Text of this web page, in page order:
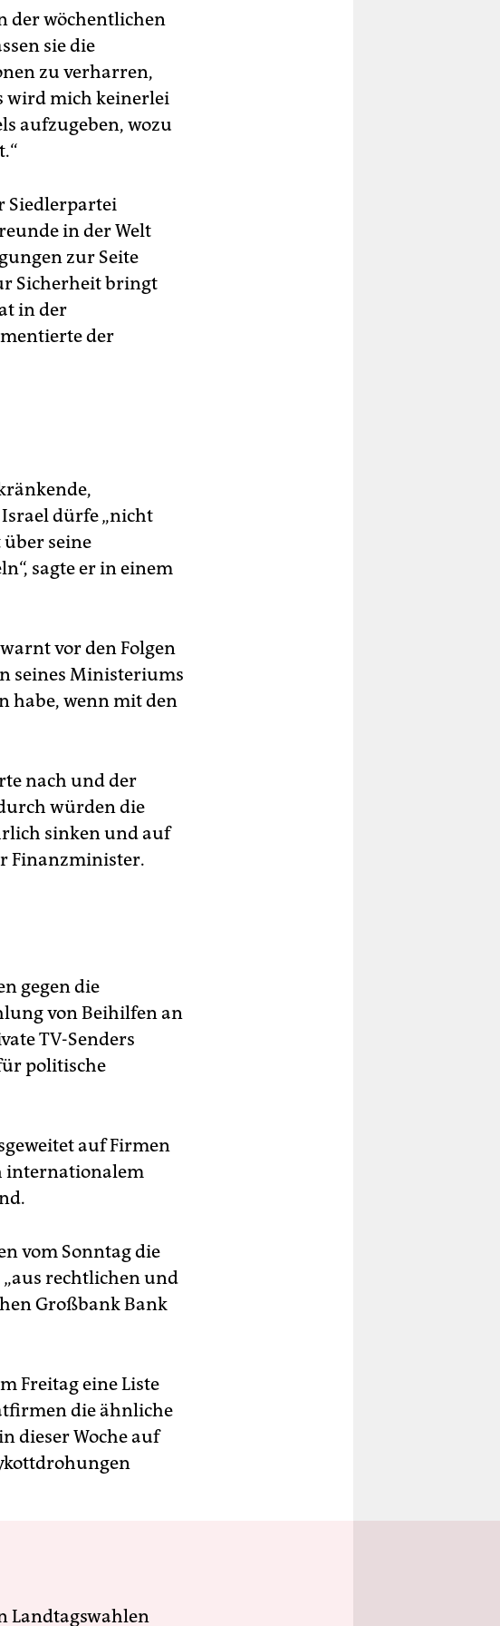
der wöchentlichen
sie die
zu verharren,
wird mich keinerlei
aufzugeben, wozu
Siedlerpartei
in der Welt
zur Seite
Sicherheit bringt
in der
der
dürfe „nicht
seine
sagte er in einem
vor den Folgen
seines Ministeriums
habe, wenn mit den
nach und der
würden die
sinken und auf
Finanzminister.
gegen die
von Beihilfen an
TV-Senders
politische
auf Firmen
internationalem
vom Sonntag die
„aus rechtlichen und
Großbank Bank
Freitag eine Liste
die ähnliche
dieser Woche auf
Landtagswahlen